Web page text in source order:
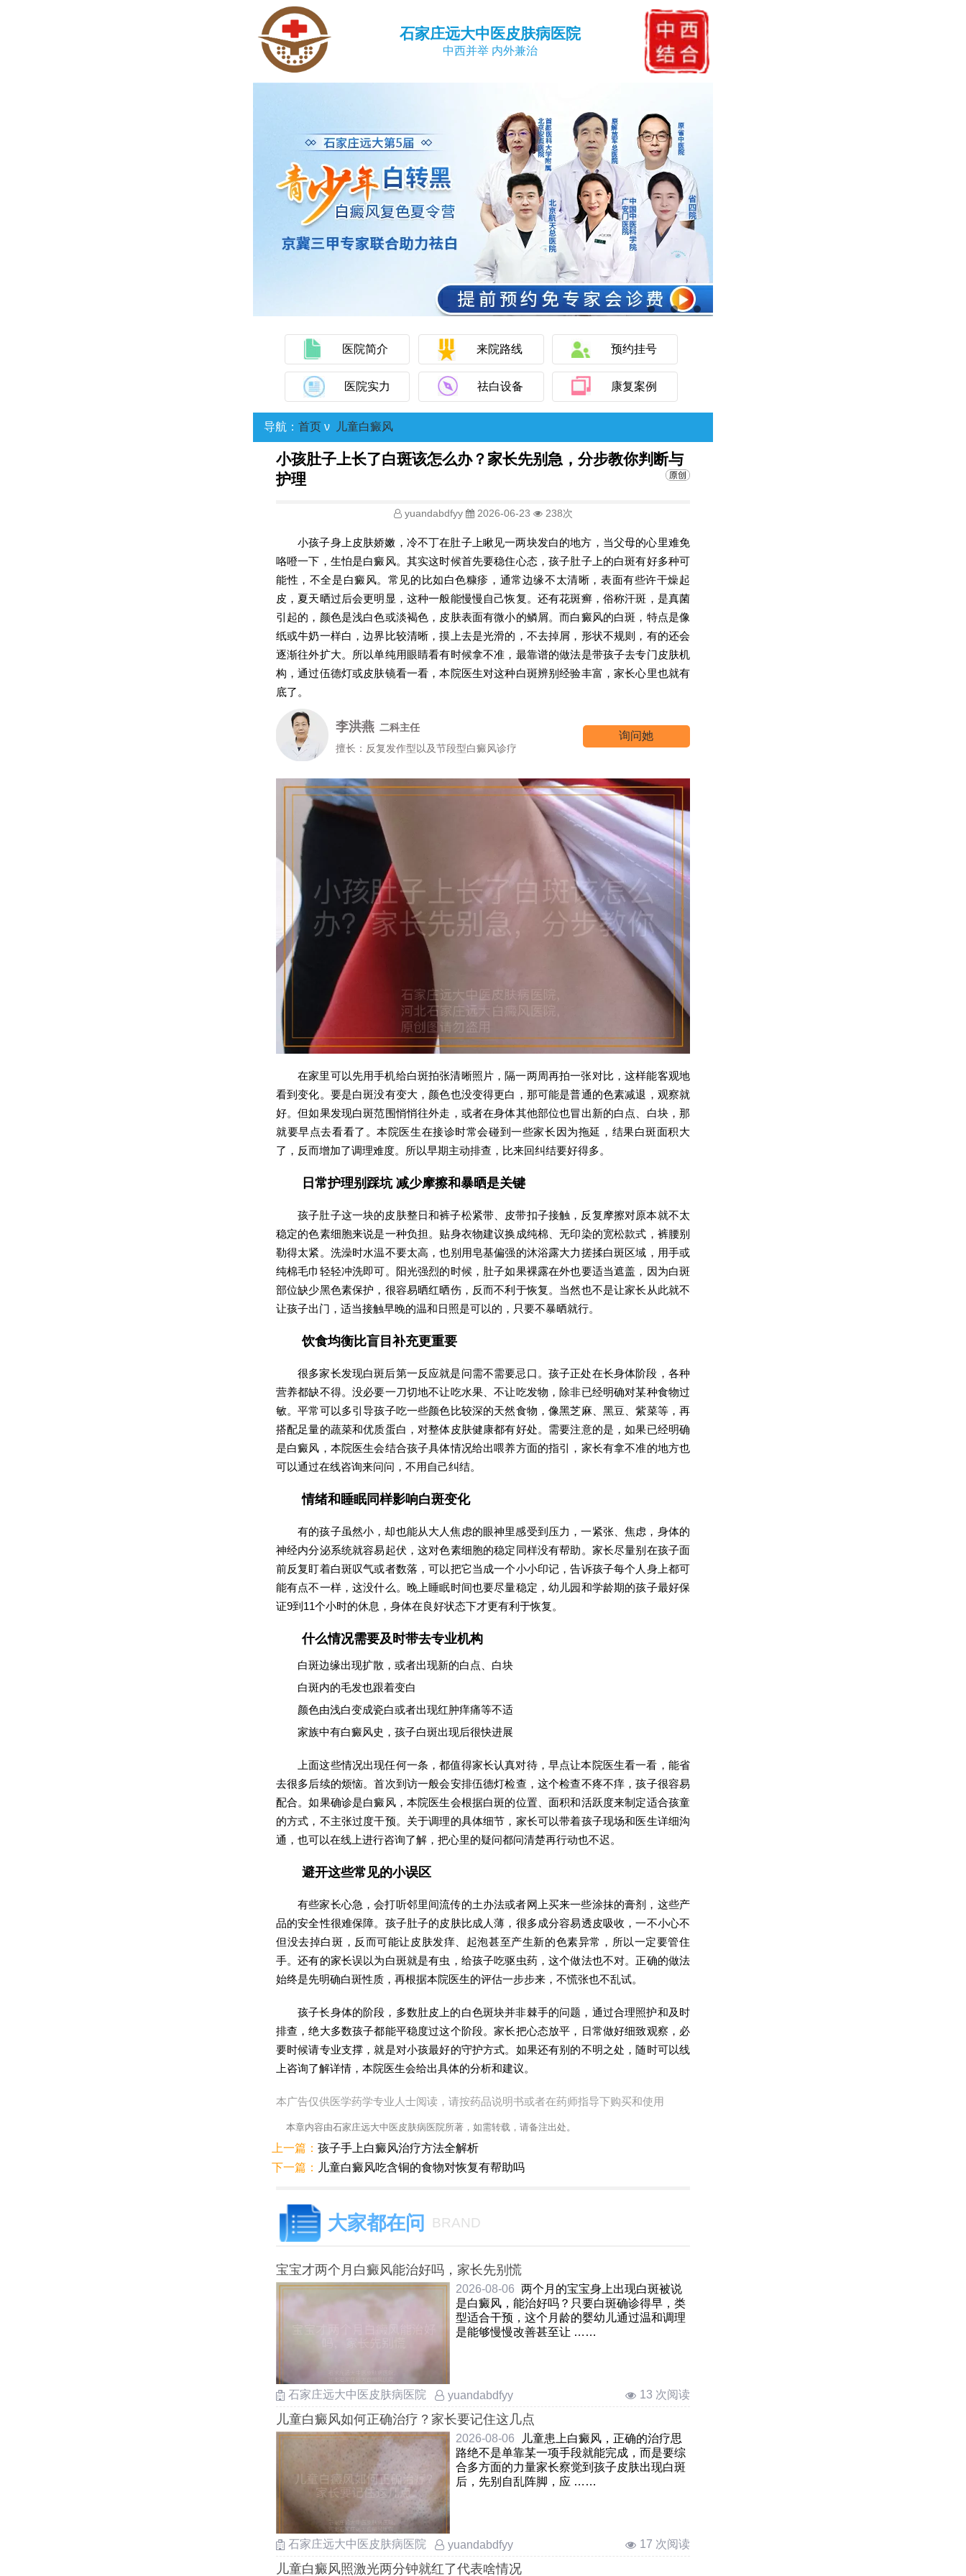
石家庄远大中医皮肤病医院
中西并举 内外兼治
医院简介 来院路线 预约挂号
医院实力 祛白设备 康复案例
导航： 首页 ν 儿童白癜风
小孩肚子上长了白斑该怎么办？家长先别急，分步教你判断与
护理
yuandabdfyy 2026-06-23 238次
小孩子身上皮肤娇嫩，冷不丁在肚子上瞅见一两块发白的地方，当父母的心里难免
咯噔一下，生怕是白癜风。其实这时候首先要稳住心态，孩子肚子上的白斑有好多种可
能性，不全是白癜风。常见的比如白色糠疹，通常边缘不太清晰，表面有些许干燥起
皮，夏天晒过后会更明显，这种一般能慢慢自己恢复。还有花斑癣，俗称汗斑，是真菌
引起的，颜色是浅白色或淡褐色，皮肤表面有微小的鳞屑。而白癜风的白斑，特点是像
纸或牛奶一样白，边界比较清晰，摸上去是光滑的，不去掉屑，形状不规则，有的还会
逐渐往外扩大。所以单纯用眼睛看有时候拿不准，最靠谱的做法是带孩子去专门皮肤机
构，通过伍德灯或皮肤镜看一看，本院医生对这种白斑辨别经验丰富，家长心里也就有
底了。
李洪燕 二科主任
擅长：反复发作型以及节段型白癜风诊疗
询问她
在家里可以先用手机给白斑拍张清晰照片，隔一两周再拍一张对比，这样能客观地
看到变化。要是白斑没有变大，颜色也没变得更白，那可能是普通的色素减退，观察就
好。但如果发现白斑范围悄悄往外走，或者在身体其他部位也冒出新的白点、白块，那
就要早点去看看了。本院医生在接诊时常会碰到一些家长因为拖延，结果白斑面积大
了，反而增加了调理难度。所以早期主动排查，比来回纠结要好得多。
日常护理别踩坑 减少摩擦和暴晒是关键
孩子肚子这一块的皮肤整日和裤子松紧带、皮带扣子接触，反复摩擦对原本就不太
稳定的色素细胞来说是一种负担。贴身衣物建议换成纯棉、无印染的宽松款式，裤腰别
勒得太紧。洗澡时水温不要太高，也别用皂基偏强的沐浴露大力搓揉白斑区域，用手或
纯棉毛巾轻轻冲洗即可。阳光强烈的时候，肚子如果裸露在外也要适当遮盖，因为白斑
部位缺少黑色素保护，很容易晒红晒伤，反而不利于恢复。当然也不是让家长从此就不
让孩子出门，适当接触早晚的温和日照是可以的，只要不暴晒就行。
饮食均衡比盲目补充更重要
很多家长发现白斑后第一反应就是问需不需要忌口。孩子正处在长身体阶段，各种
营养都缺不得。没必要一刀切地不让吃水果、不让吃发物，除非已经明确对某种食物过
敏。平常可以多引导孩子吃一些颜色比较深的天然食物，像黑芝麻、黑豆、紫菜等，再
搭配足量的蔬菜和优质蛋白，对整体皮肤健康都有好处。需要注意的是，如果已经明确
是白癜风，本院医生会结合孩子具体情况给出喂养方面的指引，家长有拿不准的地方也
可以通过在线咨询来问问，不用自己纠结。
情绪和睡眠同样影响白斑变化
有的孩子虽然小，却也能从大人焦虑的眼神里感受到压力，一紧张、焦虑，身体的
神经内分泌系统就容易起伏，这对色素细胞的稳定同样没有帮助。家长尽量别在孩子面
前反复盯着白斑叹气或者数落，可以把它当成一个小小印记，告诉孩子每个人身上都可
能有点不一样，这没什么。晚上睡眠时间也要尽量稳定，幼儿园和学龄期的孩子最好保
证9到11个小时的休息，身体在良好状态下才更有利于恢复。
什么情况需要及时带去专业机构
白斑边缘出现扩散，或者出现新的白点、白块
白斑内的毛发也跟着变白
颜色由浅白变成瓷白或者出现红肿痒痛等不适
家族中有白癜风史，孩子白斑出现后很快进展
上面这些情况出现任何一条，都值得家长认真对待，早点让本院医生看一看，能省
去很多后续的烦恼。首次到访一般会安排伍德灯检查，这个检查不疼不痒，孩子很容易
配合。如果确诊是白癜风，本院医生会根据白斑的位置、面积和活跃度来制定适合孩童
的方式，不主张过度干预。关于调理的具体细节，家长可以带着孩子现场和医生详细沟
通，也可以在线上进行咨询了解，把心里的疑问都问清楚再行动也不迟。
避开这些常见的小误区
有些家长心急，会打听邻里间流传的土办法或者网上买来一些涂抹的膏剂，这些产
品的安全性很难保障。孩子肚子的皮肤比成人薄，很多成分容易透皮吸收，一不小心不
但没去掉白斑，反而可能让皮肤发痒、起泡甚至产生新的色素异常，所以一定要管住
手。还有的家长误以为白斑就是有虫，给孩子吃驱虫药，这个做法也不对。正确的做法
始终是先明确白斑性质，再根据本院医生的评估一步步来，不慌张也不乱试。
孩子长身体的阶段，多数肚皮上的白色斑块并非棘手的问题，通过合理照护和及时
排查，绝大多数孩子都能平稳度过这个阶段。家长把心态放平，日常做好细致观察，必
要时候请专业支撑，就是对小孩最好的守护方式。如果还有别的不明之处，随时可以线
上咨询了解详情，本院医生会给出具体的分析和建议。
本广告仅供医学药学专业人士阅读，请按药品说明书或者在药师指导下购买和使用
本章内容由石家庄远大中医皮肤病医院所著，如需转载，请备注出处。
上一篇： 孩子手上白癜风治疗方法全解析
下一篇：
儿童白癜风吃含铜的食物对恢复有帮助吗
大家都在问 BRAND
宝宝才两个月白癜风能治好吗，家长先别慌
2026-08-06 两个月的宝宝身上出现白斑被说
是白癜风，能治好吗？只要白斑确诊得早，类
型适合干预，这个月龄的婴幼儿通过温和调理
是能够慢慢改善甚至让 ……
石家庄远大中医皮肤病医院 yuandabdfyy 13 次阅读
儿童白癜风如何正确治疗？家长要记住这几点
2026-08-06
儿童患上白癜风，正确的治疗思
路绝不是单靠某一项手段就能完成，而是要综
合多方面的力量家长察觉到孩子皮肤出现白斑
后，先别自乱阵脚，应 ……
石家庄远大中医皮肤病医院 yuandabdfyy 17 次阅读
儿童白癜风照激光两分钟就红了代表啥情况